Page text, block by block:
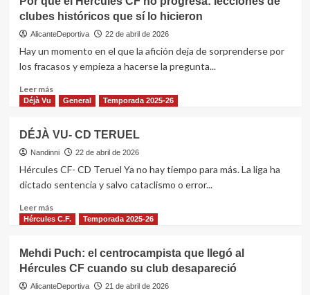
entrenamiento del Hércules CF
Hércules C.F. Temporada 2026-27
Hércules CF 2026/27: nueve
más activo en años
1
Hércules C.F.
Renovación de Blazic: el Hércules
quiere blindar a su portero de futuro
Hércules C.F.
Beto Company señala a los líderes
Hércules C.F. Temporada 2026-27
clubes históricos que sí lo hicieron
AlicanteDeportiva 22 de abril de 2026
Hay un momento en el que la afición deja de sorprenderse por
los fracasos y empieza a hacerse la pregunta...
Leer másLeer
más
qué
el
Hércules
progresa:
lecciones
históricos
que
sí
Déjà Vu General Temporada 2025-26
DÉJÀ VU- CD TERUEL
Nandinni 22 de abril de 2026
Hércules CF- CD Teruel Ya no hay tiempo para más. La liga ha
dictado sentencia y salvo cataclismo o error...
Leer másLeer
más
VU-
CD
TERUEL
Hércules C.F. Temporada 2025-26
Mehdi Puch: el centrocampista que llegó al
Hércules CF cuando su club desapareció
AlicanteDeportiva 21 de abril de 2026